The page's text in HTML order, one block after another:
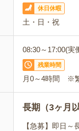
休日休暇
土・日・祝
08:30～17:00(
残業時間
月0～4時間 ※
長期（3ヶ月以
【急募】即日